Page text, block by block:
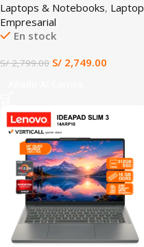
RAM 512GB SSD INTEL
GRAPHICS 16″ FHD IPS 60HZ
WINDOWS 11 AZUL
Laptops & Notebooks, Laptop
Empresarial
En stock
S/2,799.00 S/ 2,749.00